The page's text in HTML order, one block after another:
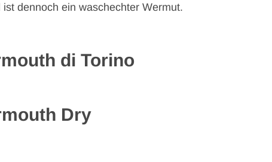
dennoch ein waschechter Wermut.
di Torino
Dry